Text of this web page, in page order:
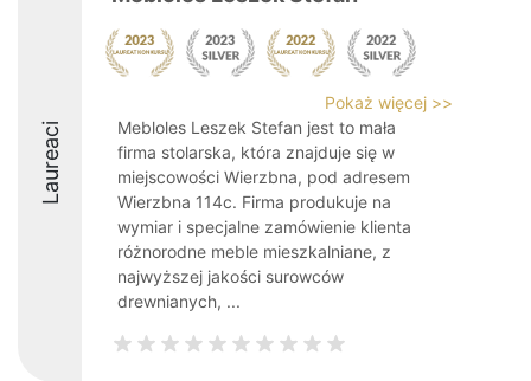
Laureaci
Pokaż więcej >>
Mebloles Leszek Stefan jest to mała
firma stolarska, która znajduje się w
miejscowości Wierzbna, pod adresem
Wierzbna 114c. Firma produkuje na
wymiar i specjalne zamówienie klienta
różnorodne meble mieszkalniane, z
najwyższej jakości surowców
drewnianych, ...